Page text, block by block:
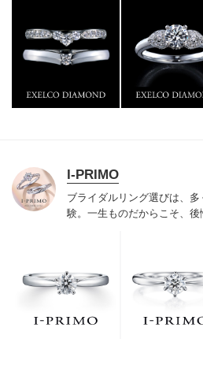
門店としてリングのデザイン
す。おふたりに本物の輝き
い想いで「ヴァージン・ダイ
ナ」「保証内容」にこだわっ
I-PRIMO
ブライダルリング選びは、
験。一生ものだからこそ、
でお待ちしております。リ
緒に。まずは、アイプリモへ